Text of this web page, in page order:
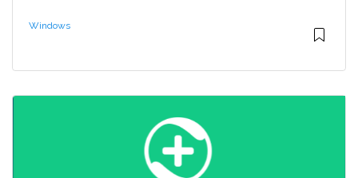
Windows